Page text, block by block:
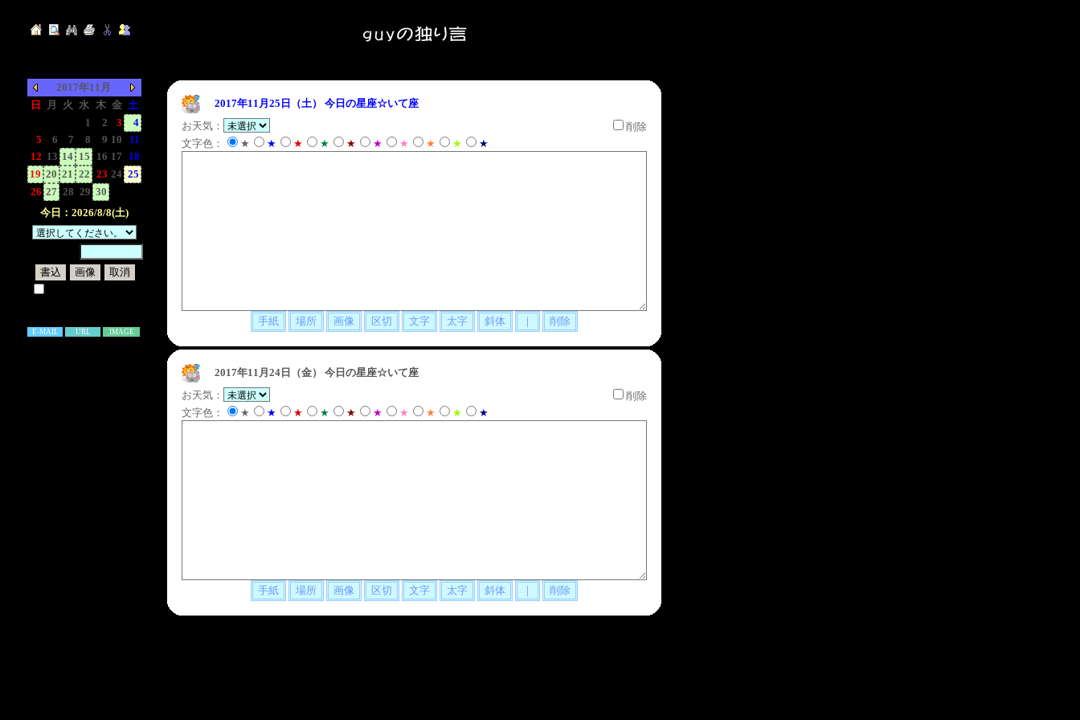
2017年11月
日
月 火 水 木 金 土
1 2 3
4
5
6 7 8 9 10
11
12 13 14 15 16 17
18
19 20 21 22 23 24 25
26 27 28 29 30
今日：2026/8/8(土)
E-MAIL URL IMAGE
2017年11月25日（土）
今日の星座☆いて座
お天気：
削除
文字色：
★ ★ ★ ★ ★ ★ ★ ★ ★ ★
2017年11月24日（金）
今日の星座☆いて座
お天気：
削除
文字色：
★ ★ ★ ★ ★ ★ ★ ★ ★ ★